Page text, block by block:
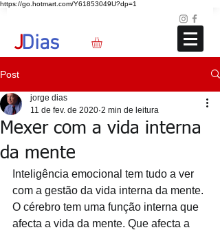
https://go.hotmart.com/Y61853049U?dp=1
JDias
Post
Mexer com a vida interna
da mente
jorge dias
11 de fev. de 2020 2 min de leitura
Inteligência emocional tem tudo a ver
com a gestão da vida interna da mente.
O cérebro tem uma função interna que
afecta a vida da mente. Que afecta a